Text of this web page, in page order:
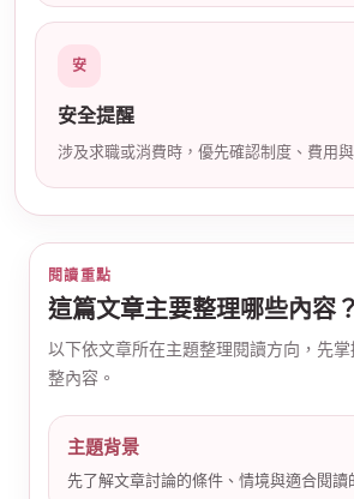
安
安全提醒
涉及求職或消費時，優先確認制度、費用
閱讀重點
這篇文章主要整理哪些內容？
以下依文章所在主題整理閱讀方向，先
整內容。
主題背景
先了解文章討論的條件、情境與適合閱讀